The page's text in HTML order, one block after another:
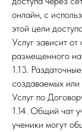
онлайн, с
этой цели
Услуг зависит
размещенного
1.13.
создаваемых
Услуг по
1.14. Общий чат
ученики могут